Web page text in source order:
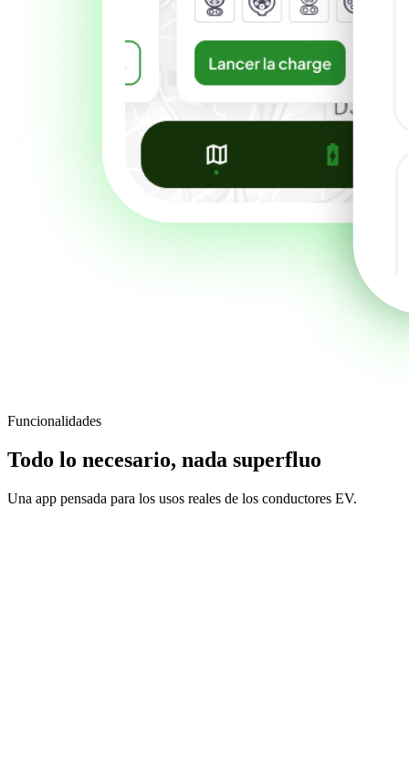
Funcionalidades
Todo lo necesario, nada superfluo
Una app pensada para los usos reales de los conductores EV.